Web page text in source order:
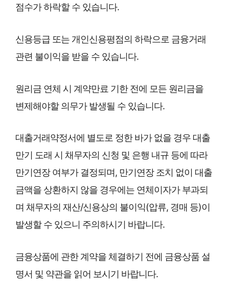
점수가 하락할 수 있습니다.
신용등급 또는 개인신용평점의 하락으로 금융거래
관련 불이익을 받을 수 있습니다.
원리금 연체 시 계약만료 기한 전에 모든 원리금을
변제해야할 의무가 발생될 수 있습니다.
대출거래약정서에 별도로 정한 바가 없을 경우 대출
만기 도래 시 채무자의 신청 및 은행 내규 등에 따라
만기연장 여부가 결정되며, 만기연장 조치 없이 대출
금액을 상환하지 않을 경우에는 연체이자가 부과되
며 채무자의 재산/신용상의 불이익(압류, 경매 등)이
발생할 수 있으니 주의하시기 바랍니다.
금융상품에 관한 계약을 체결하기 전에 금융상품 설
명서 및 약관을 읽어 보시기 바랍니다.